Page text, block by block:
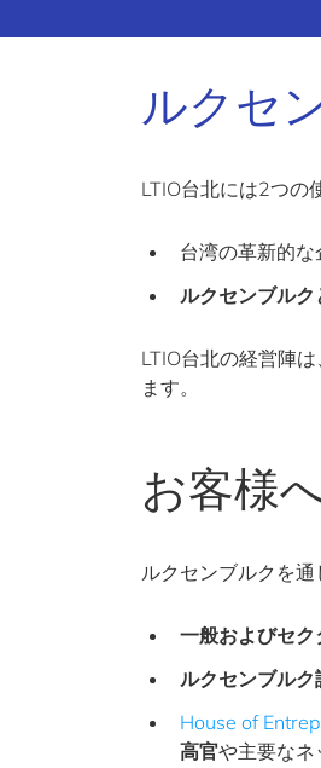
ルクセ
LTIO台北には2つの
台湾の革新的な
ルクセンブル
LTIO台北の経営陣
ます。
お客様
ルクセンブルクを
一般およびセ
ルクセンブルク
House of
高官や主要なネ